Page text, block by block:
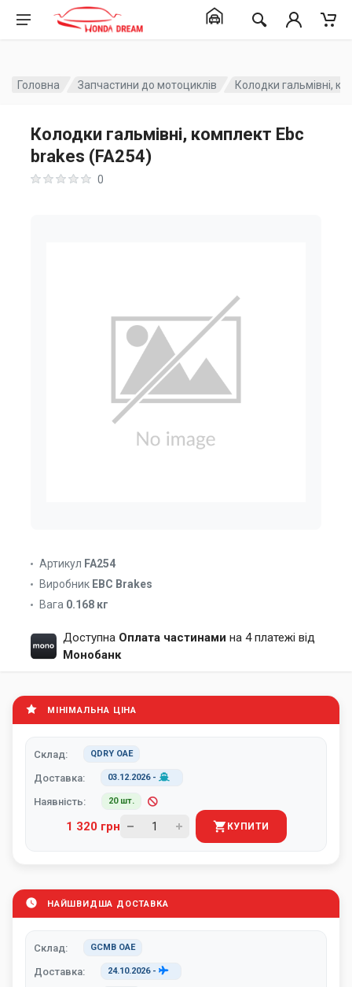
Головна Запчастини до мотоциклів Колодки гальмівні,
Колодки гальмівні, комплект Ebc
brakes (FA254)
0
Артикул FA254
Виробник EBC Brakes
Вага 0.168 кг
Доступна Оплата частинами на 4 платежі від
Монобанк
МІНІМАЛЬНА ЦІНА
Склад: QDRY ОАЕ
Доставка: 03.12.2026-
Наявність: 20 шт.
1 320 грн КУПИТИ
НАЙШВИДША ДОСТАВКА
Склад: GCMB ОАЕ
Доставка: 24.10.2026-